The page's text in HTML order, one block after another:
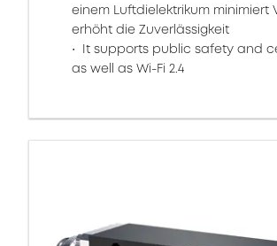
einem Luftdielektrikum minimiert
erhöht die Zuverlässigkeit
It supports public safety and
as well as Wi-Fi 2.4